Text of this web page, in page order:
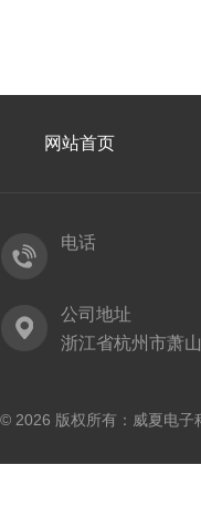
网站首页
电话
公司地址
浙江省杭州市萧
© 2026 版权所有：威夏电子